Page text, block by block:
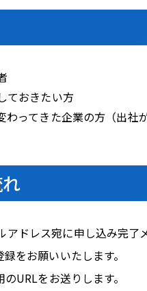
e
o
ておきたい方
ってきた企業の方（出社
ドレス宛に申し込み完了
をお願いいたします。
URLをお送りします。